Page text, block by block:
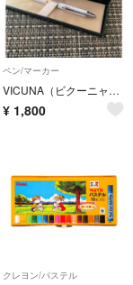
ペン/マーカー
VICUNA（ビクーニャ）ボールペン
¥ 1,800
クレヨン/パステル